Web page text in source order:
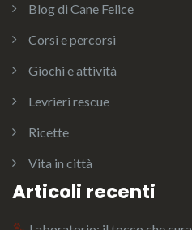
Blog di Cane Felice
Corsi e percorsi
Giochi e attività
Levrieri rescue
Ricette
Vita in città
Articoli recenti